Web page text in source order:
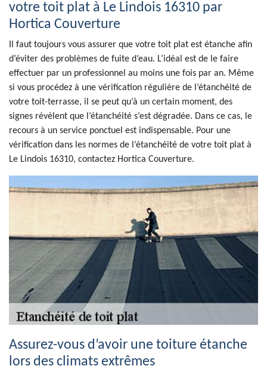
votre toit plat à Le Lindois 16310 par
Hortica Couverture
Il faut toujours vous assurer que votre toit plat est étanche afin
d’éviter des problèmes de fuite d’eau. L’idéal est de le faire
effectuer par un professionnel au moins une fois par an. Même
si vous procédez à une vérification régulière de l’étanchéité de
votre toit-terrasse, il se peut qu’à un certain moment, des
signes révèlent que l’étanchéité s’est dégradée. Dans ce cas, le
recours à un service ponctuel est indispensable. Pour une
vérification dans les normes de l’étanchéité de votre toit plat à
Le Lindois 16310, contactez Hortica Couverture.
Assurez-vous d’avoir une toiture étanche
lors des climats extrêmes